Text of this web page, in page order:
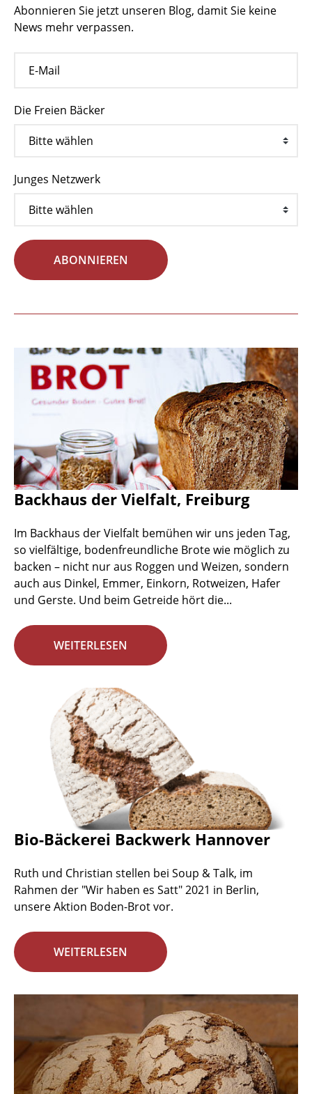
Abonnieren Sie jetzt unseren Blog, damit Sie keine
News mehr verpassen.
Die Freien Bäcker
Junges Netzwerk
ABONNIEREN
Backhaus der Vielfalt, Freiburg
Im Backhaus der Vielfalt bemühen wir uns jeden Tag,
so vielfältige, bodenfreundliche Brote wie möglich zu
backen – nicht nur aus Roggen und Weizen, sondern
auch aus Dinkel, Emmer, Einkorn, Rotweizen, Hafer
und Gerste. Und beim Getreide hört die...
WEITERLESEN
Bio-Bäckerei Backwerk Hannover
Ruth und Christian stellen bei Soup & Talk, im
Rahmen der "Wir haben es Satt" 2021 in Berlin,
unsere Aktion Boden-Brot vor.
WEITERLESEN